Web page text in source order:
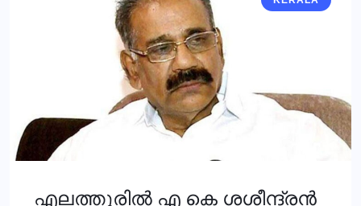
എലത്തൂരിൽ എ കെ ശശീന്ദ്രൻ